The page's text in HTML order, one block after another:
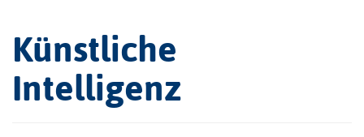
Künstliche
Intelligenz